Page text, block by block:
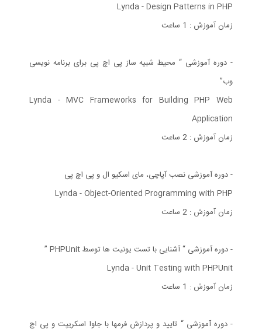
Lynda - Design Patterns in PHP
زمان آموزش : 1 ساعت
- دوره آموزشی “ محیط شبیه ساز پی اچ پی برای برنامه نویسی
وب”
Lynda - MVC Frameworks for Building PHP Web
Application
زمان آموزش : 2 ساعت
- دوره آموزشی نصب آپاچی، مای اسکیو ال و پی اچ پی
Lynda - Object-Oriented Programming with PHP
زمان آموزش : 2 ساعت
- دوره آموزشی “ آشنایی با تست یونیت ها توسط PHPUnit ”
Lynda - Unit Testing with PHPUnit
زمان آموزش : 1 ساعت
- دوره آموزشی “ تایید و پردازش فرمها با جاوا اسکریپت و پی اچ